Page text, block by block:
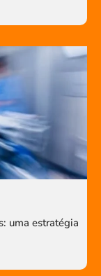
uma estratégia